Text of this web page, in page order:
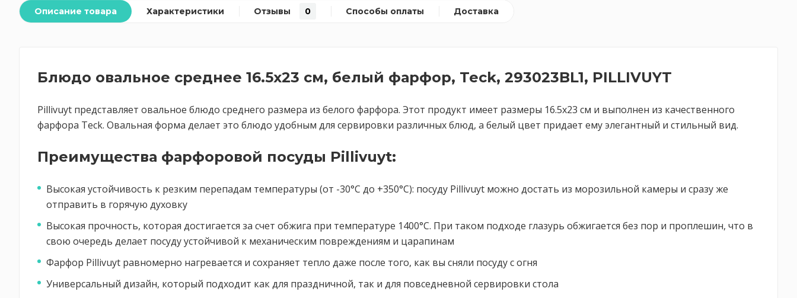
Описание товара Характеристики Отзывы 0 Способы оплаты Доставка
Блюдо овальное среднее 16.5x23 см, белый фарфор, Teck, 293023BL1, PILLIVUYT
Pillivuyt представляет овальное блюдо среднего размера из белого фарфора. Этот продукт имеет размеры 16.5x23 см и выполнен из качественного
фарфора Teck. Овальная форма делает это блюдо удобным для сервировки различных блюд, а белый цвет придает ему элегантный и стильный вид.
Преимущества фарфоровой посуды Pillivuyt:
Высокая устойчивость к резким перепадам температуры (от -30°С до +350°С): посуду Pillivuyt можно достать из морозильной камеры и сразу же
отправить в горячую духовку
Высокая прочность, которая достигается за счет обжига при температуре 1400°С. При таком подходе глазурь обжигается без пор и проплешин, что в
свою очередь делает посуду устойчивой к механическим повреждениям и царапинам
Фарфор Pillivuyt равномерно нагревается и сохраняет тепло даже после того, как вы сняли посуду с огня
Универсальный дизайн, который подходит как для праздничной, так и для повседневной сервировки стола